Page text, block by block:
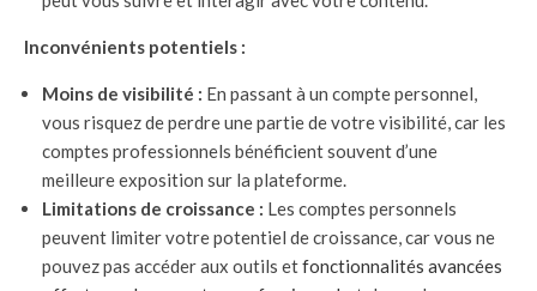
Inconvénients potentiels :
Moins de visibilité : En passant à un compte personnel,
vous risquez de perdre une partie de votre visibilité, car les
comptes professionnels bénéficient souvent d’une
meilleure exposition sur la plateforme.
Limitations de croissance : Les comptes personnels
peuvent limiter votre potentiel de croissance, car vous ne
pouvez pas accéder aux outils etfonctionnalités avancées